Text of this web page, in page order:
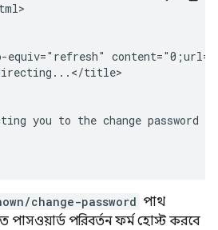
equiv="refresh"
title>
you to the change password
change-password পাথ
পাসওয়ার্ড পরিবর্তন ফর্ম হোস্ট করবে